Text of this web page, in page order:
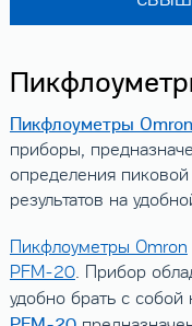
Пикфлоуметры Omron
приборы,
определения
результатов на
Пикфлоуметры Omron
PFM-20. Прибор
удобно брать с